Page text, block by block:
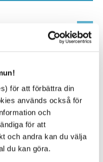
för att förbättra din
används också för
och
för att
och andra kan du välja
du kan göra.
45